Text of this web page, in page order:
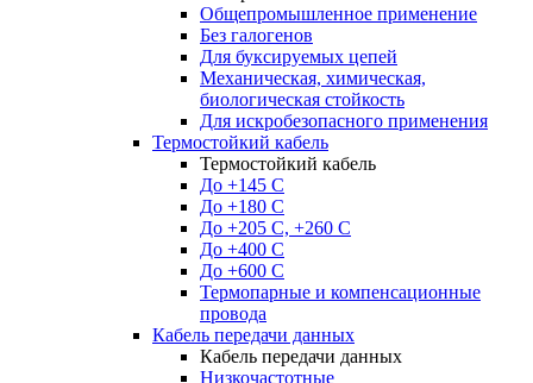
Общепромышленное применение
Без галогенов
Для буксируемых цепей
Механическая, химическая,
биологическая стойкость
Для искробезопасного применения
Термостойкий кабель
Термостойкий кабель
До +145 С
До +180 C
До +205 С, +260 С
До +400 C
До +600 С
Термопарные и компенсационные
провода
Кабель передачи данных
Кабель передачи данных
Низкочастотные